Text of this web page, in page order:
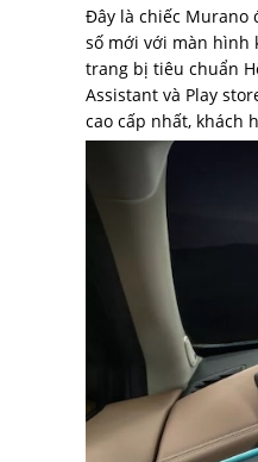
Đây là chiếc Murano
số mới với màn hình
trang bị tiêu chuẩn
Assistant và Play
cao cấp nhất, khách